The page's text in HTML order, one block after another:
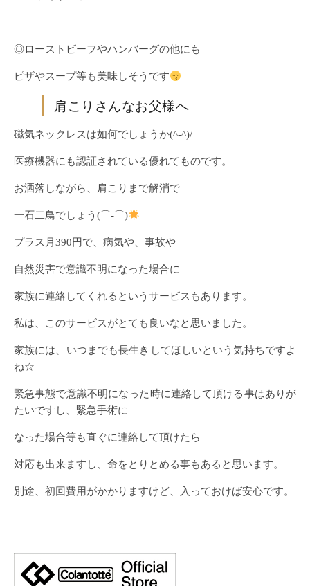
◎ローストビーフやハンバーグの他にも
ピザやスープ等も美味しそうです
肩こりさんなお父様へ
磁気ネックレスは如何でしょうか(^-^)/
医療機器にも認証されている優れてものです。
お洒落しながら、肩こりまで解消で
一石二鳥でしょう(⌒‐⌒)
プラス月390円で、病気や、事故や
自然災害で意識不明になった場合に
家族に連絡してくれるというサービスもあります。
私は、このサービスがとても良いなと思いました。
家族には、いつまでも長生きしてほしいという気持ちですよ
ね☆
緊急事態で意識不明になった時に連絡して頂ける事はありが
たいですし、緊急手術に
なった場合等も直ぐに連絡して頂けたら
対応も出来ますし、命をとりとめる事もあると思います。
別途、初回費用がかかりますけど、入っておけば安心です。